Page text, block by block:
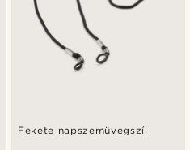
Fekete napszemüvegszíj